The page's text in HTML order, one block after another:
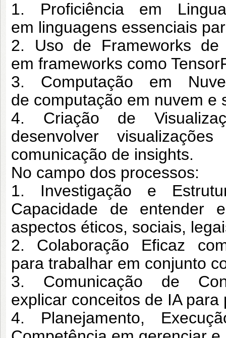
1. Proficiência em
em linguagens essenciais
2. Uso de Frameworks de
em frameworks como
3. Computação em
de computação em nuvem e
4. Criação de
desenvolver
comunicação de insights.
No campo dos processos:
1. Investigação e
Capacidade de entender
aspectos éticos, sociais,
2. Colaboração Eficaz
para trabalhar em conjunto
3. Comunicação de
explicar conceitos de IA
4. Planejamento,